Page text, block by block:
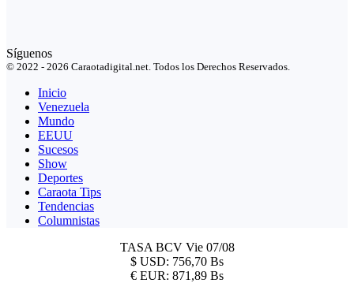
Síguenos
© 2022 - 2026 Caraotadigital.net. Todos los Derechos Reservados.
Inicio
Venezuela
Mundo
EEUU
Sucesos
Show
Deportes
Caraota Tips
Tendencias
Columnistas
TASA BCV Vie 07/08
$ USD: 756,70 Bs
€ EUR: 871,89 Bs